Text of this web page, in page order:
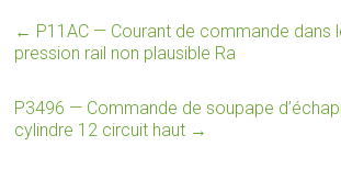
← P11AC — Courant de commande dans
pression rail non plausible Ra
P3496 — Commande de soupape
cylindre 12 circuit haut →